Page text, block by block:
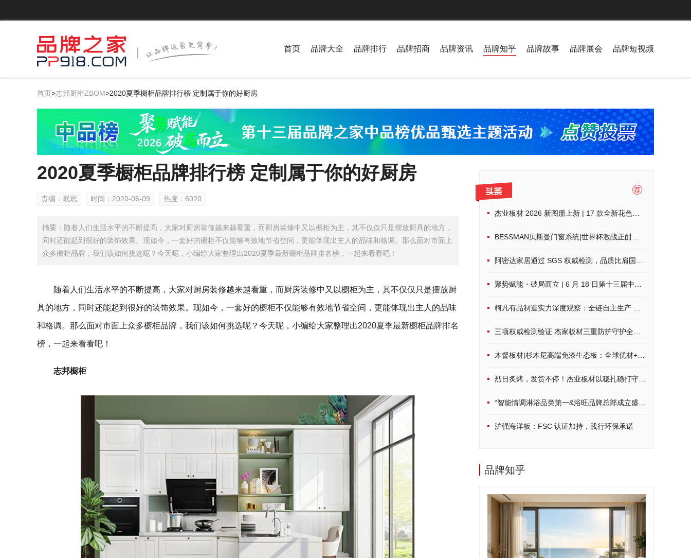
首页 品牌大全 品牌排行 品牌招商 品牌资讯 品牌知乎 品牌故事 品牌展会 品牌短视频
首页>志邦厨柜ZBOM>2020夏季橱柜品牌排行榜 定制属于你的好厨房
2020夏季橱柜品牌排行榜 定制属于你的好厨房
责编：珉珉 时间：2020-06-09 热度：6020
摘要：随着人们生活水平的不断提高，大家对厨房装修越来越看重，而厨房装修中又以橱柜为主，其不仅仅只是摆放厨具的地方，
同时还能起到很好的装饰效果。现如今，一套好的橱柜不仅能够有效地节省空间，更能体现出主人的品味和格调。那么面对市面上
众多橱柜品牌，我们该如何挑选呢？今天呢，小编给大家整理出2020夏季最新橱柜品牌排名榜，一起来看看吧！
随着人们生活水平的不断提高，大家对厨房装修越来越看重，而厨房装修中又以橱柜为主，其不仅仅只是摆放厨
具的地方，同时还能起到很好的装饰效果。现如今，一套好的橱柜不仅能够有效地节省空间，更能体现出主人的品味
和格调。那么面对市面上众多橱柜品牌，我们该如何挑选呢？今天呢，小编给大家整理出2020夏季最新橱柜品牌排名
榜，一起来看看吧！
志邦橱柜
杰业板材 2026 新图册上新 | 17 款全新花色，解锁家装高阶美学
BESSMAN贝斯曼门窗系统|世界杯激战正酣，硬核配置打造沉浸式观赛空间
阿密达家居通过 SGS 权威检测，品质比肩国际标准
聚势赋能・破局而立 | 6 月 18 日第十三届中品榜荣耀启幕，共鉴家居建材行业品牌力量
柯凡有品制造实力深度观察：全链自主生产 筑牢一体化发展根基
三项权威检测验证 杰家板材三重防护守护全周期居家健康
木督板材|杉木尼高端免漆生态板：全球优材+环保科技，定制品质家居
烈日炙烤，发货不停！杰业板材以稳扎稳打守护品质承诺
“智能情调淋浴品类第一&浴旺品牌总部成立盛典”隆重启幕， 8月8日
沪强海洋板：FSC 认证加持，践行环保承诺
品牌知乎